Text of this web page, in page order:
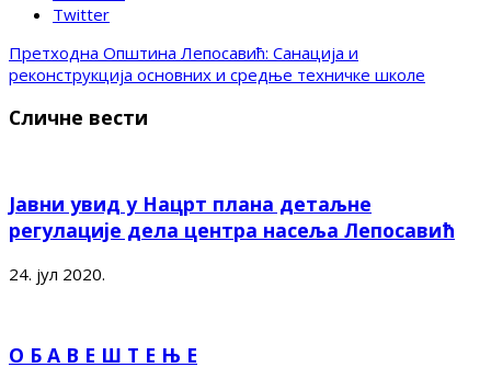
Twitter
Претходна Општина Лепосавић: Санација и
реконструкција основних и средње техничке школе
Сличне вести
Јавни увид у Нацрт плана детаљне
регулације дела центра насеља Лепосавић
24. јул 2020.
О Б А В Е Ш Т Е Њ Е